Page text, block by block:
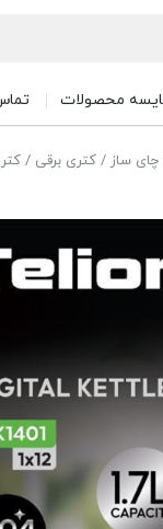
محصولات
چای ساز / کتری برقی /